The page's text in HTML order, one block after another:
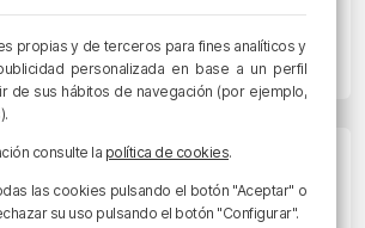
J. APARICIO
propias y de terceros para fines analíticos y
personalizada en base a un perfil
de sus hábitos de navegación (por ejemplo,
consulte la política de cookies.
las cookies pulsando el botón "Aceptar" o
su uso pulsando el botón "Configurar".